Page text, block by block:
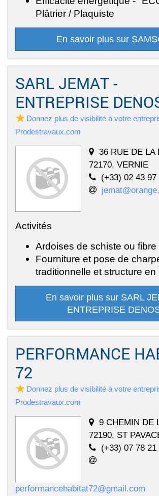
Plâtrier / Plaquiste
En savoir plus sur
SARL JEMAT -
ENTREPRISE
Donnez plus de visibilité à votre
Prodestravaux.com
36 RUE DE LA
72170, VERNIE
(+33) 02 43 97
Activités
Ardoises de schiste ou fibre
Fourniture et pose de
traditionnelle et structure en
En savoir plus sur SARL
ENTREPRISE
PERFORMANCE
72
Donnez plus de visibilité à votre
Prodestravaux.com
9 CHEMIN DE
72190, ST
(+33) 07 78 21
performancehabitat72@gmail.com